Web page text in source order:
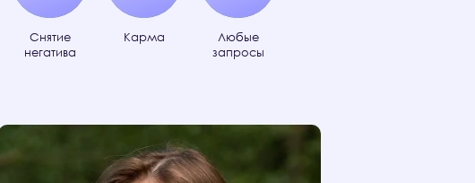
Снятие
негатива
Карма
Любые
запросы